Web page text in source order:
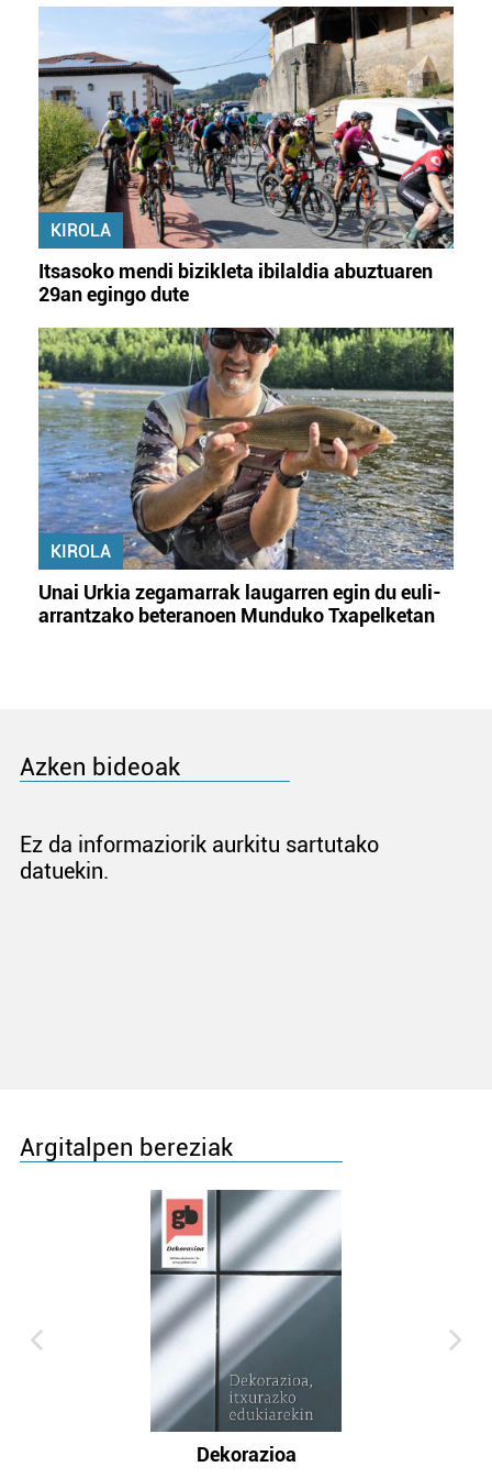
KIROLA
Itsasoko mendi bizikleta ibilaldia abuztuaren
29an egingo dute
KIROLA
Unai Urkia zegamarrak laugarren egin du euli-
arrantzako beteranoen Munduko Txapelketan
Azken bideoak
Ez da informaziorik aurkitu sartutako
datuekin.
Argitalpen bereziak
Dekorazioa